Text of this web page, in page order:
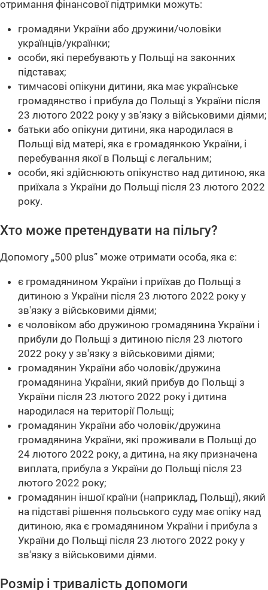
отримання фінансової підтримки можуть:
громадяни України або дружини/чоловіки
українців/українки;
особи, які перебувають у Польщі на законних
підставах;
тимчасові опікуни дитини, яка має українське
громадянство і прибула до Польщі з України після
23 лютого 2022 року у зв'язку з військовими діями;
батьки або опікуни дитини, яка народилася в
Польщі від матері, яка є громадянкою України, і
перебування якої в Польщі є легальним;
особи, які здійснюють опікунство над дитиною, яка
приїхала з України до Польщі після 23 лютого 2022
року.
Хто може претендувати на пільгу?
Допомогу „500 plus” може отримати особа, яка є:
є громадянином України і приїхав до Польщі з
дитиною з України після 23 лютого 2022 року у
зв'язку з військовими діями;
є чоловіком або дружиною громадянина України і
прибули до Польщі з дитиною після 23 лютого
2022 року у зв'язку з військовими діями;
громадянин України або чоловік/дружина
громадянина України, який прибув до Польщі з
України після 23 лютого 2022 року і дитина
народилася на території Польщі;
громадянин України або чоловік/дружина
громадянина України, які проживали в Польщі до
24 лютого 2022 року, а дитина, на яку призначена
виплата, прибула з України до Польщі після 23
лютого 2022 року;
громадянин іншої країни (наприклад, Польщі), який
на підставі рішення польського суду має опіку над
дитиною, яка є громадянином України і прибула з
України до Польщі після 23 лютого 2022 року у
зв'язку з військовими діями.
Розмір і тривалість допомоги